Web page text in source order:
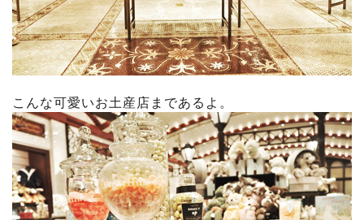
こんな可愛いお土産店まであるよ。